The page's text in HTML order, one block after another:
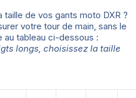
de vos gants moto DXR ?
votre tour de main, sans le
tableau ci-dessous :
longs, choisissez la taille